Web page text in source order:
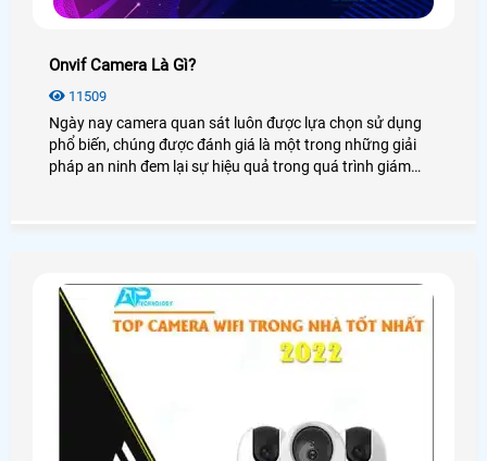
Onvif Camera Là Gì?
11509
Ngày nay camera quan sát luôn được lựa chọn sử dụng
phổ biến, chúng được đánh giá là một trong những giải
pháp an ninh đem lại sự hiệu quả trong quá trình giám